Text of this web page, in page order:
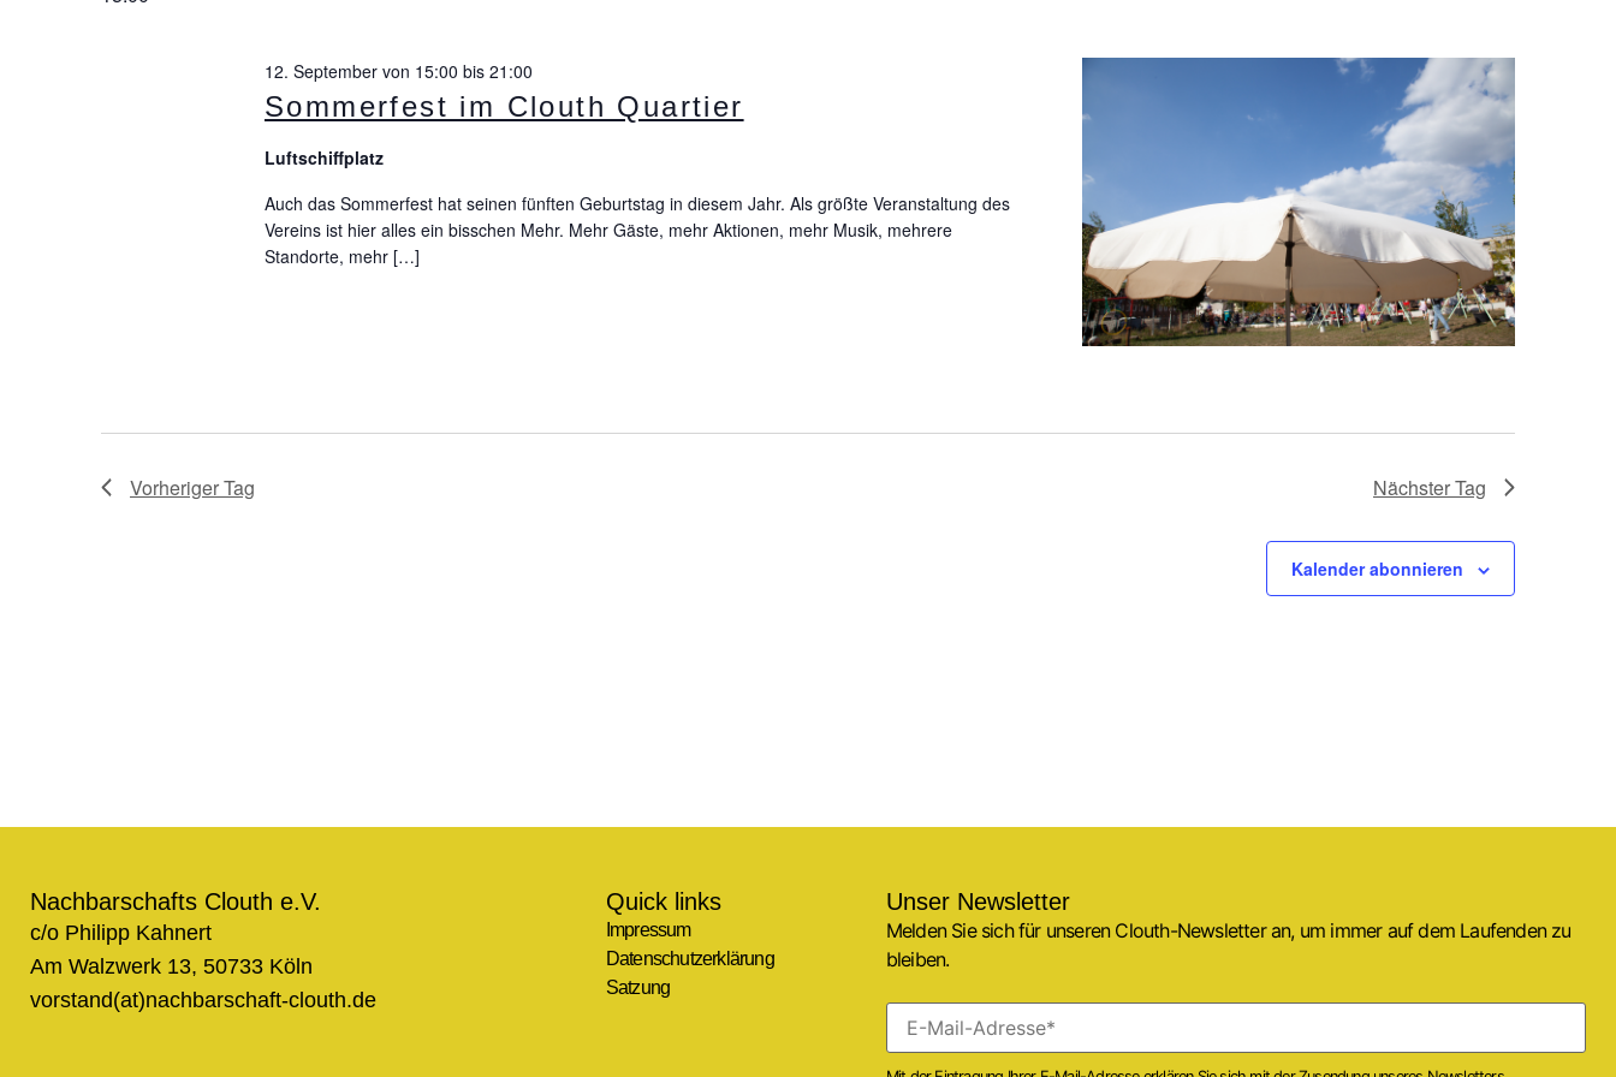
Sommerfest im Clouth Quartier
12. September von 15:00 bis 21:00
Luftschiffplatz
Auch das Sommerfest hat seinen fünften Geburtstag in diesem Jahr. Als größte Veranstaltung des
Vereins ist hier alles ein bisschen Mehr. Mehr Gäste, mehr Aktionen, mehr Musik, mehrere
Standorte, mehr […]
Vorheriger Tag Nächster Tag
Kalender abonnieren
Quick links
Impressum
Datenschutzerklärung
Satzung
Nachbarschafts Clouth e.V.
c/o Philipp Kahnert
Am Walzwerk 13, 50733 Köln
vorstand(at)nachbarschaft-clouth.de
Unser Newsletter
Melden Sie sich für unseren Clouth-Newsletter an, um immer auf dem Laufenden zu
bleiben.